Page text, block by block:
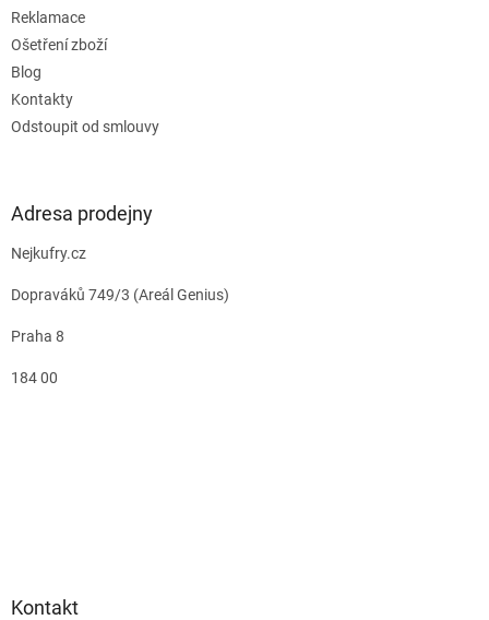
Reklamace
Ošetření zboží
Blog
Kontakty
Odstoupit od smlouvy
Adresa prodejny
Nejkufry.cz
Dopraváků 749/3 (Areál Genius)
Praha 8
184 00
Kontakt